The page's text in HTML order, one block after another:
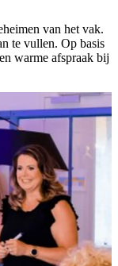
van het vak.
te vullen. Op basis
warme afspraak bij